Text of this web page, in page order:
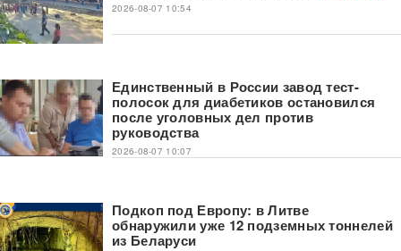
2026-08-07 10:54
Единственный в России завод тест-
полосок для диабетиков остановился
после уголовных дел против
руководства
2026-08-07 10:07
Подкоп под Европу: в Литве
обнаружили уже 12 подземных тоннелей
из Беларуси